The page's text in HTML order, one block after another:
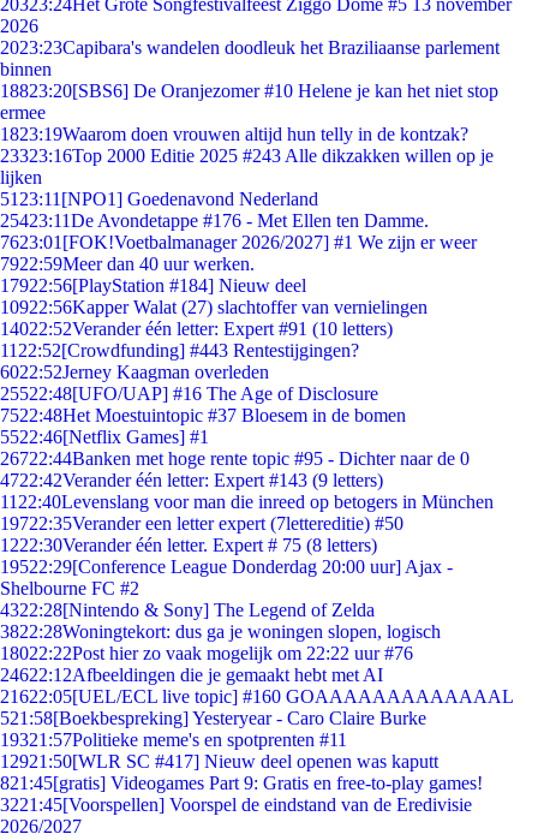
20323:24Het Grote Songfestivalfeest Ziggo Dome #5 13 november
2026
2023:23Capibara's wandelen doodleuk het Braziliaanse parlement
binnen
18823:20[SBS6] De Oranjezomer #10 Helene je kan het niet stop
ermee
1823:19Waarom doen vrouwen altijd hun telly in de kontzak?
23323:16Top 2000 Editie 2025 #243 Alle dikzakken willen op je
lijken
51 23:11 [NPO1] Goedenavond Nederland
25423:11De Avondetappe #176 - Met Ellen ten Damme.
7623:01 [FOK!Voetbalmanager 2026/2027] #1 We zijn er weer
7922:59Meer dan 40 uur werken.
17922:56[PlayStation #184] Nieuw deel
10922:56Kapper Walat (27) slachtoffer van vernielingen
14022:52Verander één letter: Expert #91 (10 letters)
11 22:52[Crowdfunding] #443 Rentestijgingen?
6022:52Jerney Kaagman overleden
25522:48[UFO/UAP] #16 The Age of Disclosure
7522:48Het Moestuintopic #37 Bloesem in de bomen
5522:46[Netflix Games] #1
26722:44Banken met hoge rente topic #95 - Dichter naar de 0
4722:42Verander één letter: Expert #143 (9 letters)
11 22:40Levenslang voor man die inreed op betogers in München
19722:35Verander een letter expert (7lettereditie) #50
1222:30Verander één letter. Expert # 75 (8 letters)
19522:29[Conference League Donderdag 20:00 uur] Ajax -
Shelbourne FC #2
4322:28[Nintendo & Sony] The Legend of Zelda
3822:28Woningtekort: dus ga je woningen slopen, logisch
18022:22Post hier zo vaak mogelijk om 22:22 uur #76
24622:12Afbeeldingen die je gemaakt hebt met AI
21622:05[UEL/ECL live topic] #160 GOAAAAAAAAAAAAAL
521:58[Boekbespreking] Yesteryear - Caro Claire Burke
19321:57Politieke meme's en spotprenten #11
12921:50[WLR SC #417] Nieuw deel openen was kaputt
821:45[gratis] Videogames Part 9: Gratis en free-to-play games!
3221:45[Voorspellen] Voorspel de eindstand van de Eredivisie
2026/2027